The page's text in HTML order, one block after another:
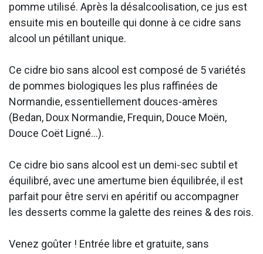
pomme utilisé. Après la désalcoolisation, ce jus est
ensuite mis en bouteille qui donne à ce cidre sans
alcool un pétillant unique.
Ce cidre bio sans alcool est composé de 5 variétés
de pommes biologiques les plus raffinées de
Normandie, essentiellement douces-amères
(Bedan, Doux Normandie, Frequin, Douce Moën,
Douce Coët Ligné...).
Ce cidre bio sans alcool est un demi-sec subtil et
équilibré, avec une amertume bien équilibrée, il est
parfait pour être servi en apéritif ou accompagner
les desserts comme la galette des reines & des rois.
Venez goûter ! Entrée libre et gratuite, sans